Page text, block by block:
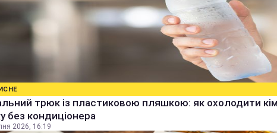
трюк із пластиковою пляшкою: як охолодити
без кондиціонера
2026, 16:19